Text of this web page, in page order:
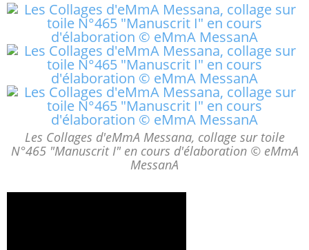
Les Collages d'eMmA Messana, collage sur toile
N°465 "Manuscrit I" en cours d'élaboration © eMmA
MessanA